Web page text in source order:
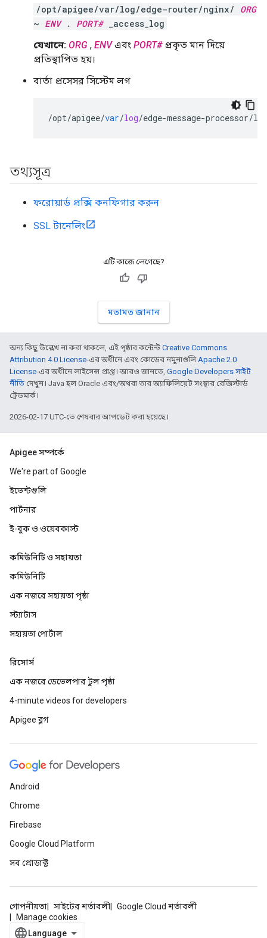
/opt/apigee/var/log/edge-router/nginx/ ORG
~ ENV. PORT#_access_log
যেখানে: ORG , ENVএবং PORT#প্রকৃত মান দিয়ে
প্রতিস্থাপিত হয়।
বার্তা প্রসেসর সিস্টেম লগ
/opt/apigee/var/log/edge-message-processor/
তথ্যসূত্র
ফরোয়ার্ড প্রক্সি কনফিগার করুন
SSL টানেলিং
এটি কাজে লেগেছে?
মতামত জানান
অন্য কিছু উল্লেখ না করা থাকলে, এই পৃষ্ঠার কন্টেন্ট Creative Commons
Attribution 4.0 License-এর অধীনে এবং কোডের নমুনাগুলিApache 2.0
License-এর অধীনে লাইসেন্স প্রাপ্ত। আরও জানতে, Google Developers সাইট
নীতি দেখুন। Java হল Oracle এবং/অথবা তার অ্যাফিলিয়েট সংস্থার রেজিস্টার্ড
ট্রেডমার্ক।
2026-02-17 UTC-তে শেষবার আপডেট করা হয়েছে।
Apigee সম্পর্কে
We're part of Google
ইভেন্টগুলি
পার্টনার
ই-বুক ও ওয়েবকাস্ট
কমিউনিটি ও সহায়তা
কমিউনিটি
এক নজরে সহায়তা পৃষ্ঠা
স্ট্যাটাস
সহায়তা পোর্টাল
রিসোর্স
এক নজরে ডেভেলপার টুল পৃষ্ঠা
4-minute videos for developers
Apigee ব্লগ
Android
Chrome
Firebase
Google Cloud Platform
সব প্রোডাক্ট
গোপনীয়তা সাইটের শর্তাবলী
Google Cloud শর্তাবলী
Manage cookies